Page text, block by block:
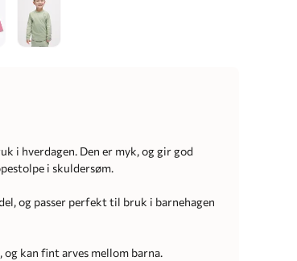
i hverdagen. Den er myk, og gir god
i skuldersøm.
og passer perfekt til bruk i barnehagen
kan fint arves mellom barna.